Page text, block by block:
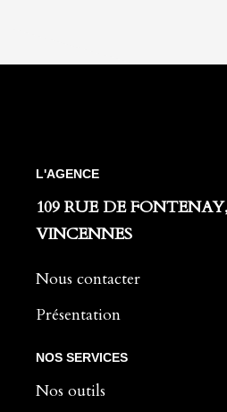
L'AGENCE
109 RUE DE
VINCENNES
Nous contacter
Présentation
NOS SERVICES
Nos outils